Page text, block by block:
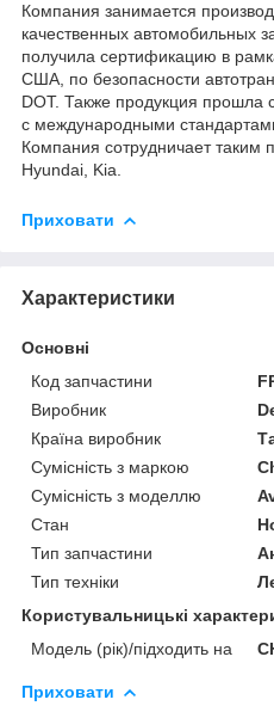
Компания занимается
качественных автомобильных
получила сертификацию в
США, по безопасности
DOT. Также продукция прошла
с международными
Компания сотрудничает таким
Hyundai, Kia.
Приховати
Характеристики
Основні
Код запчастини
Виробник
Країна виробник
Сумісність з маркою
Сумісність з моделлю
Стан
Тип запчастини
Тип техніки
Користувальницькі
Модель (рік)/підходить на
Приховати